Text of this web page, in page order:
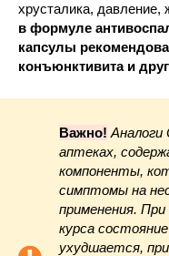
хрусталика, давление,
в формуле
капсулы
конъюнктивита и
Важно! Аналоги
аптеках,
компоненты,
симптомы на
применения. При
курса
ухудшается,